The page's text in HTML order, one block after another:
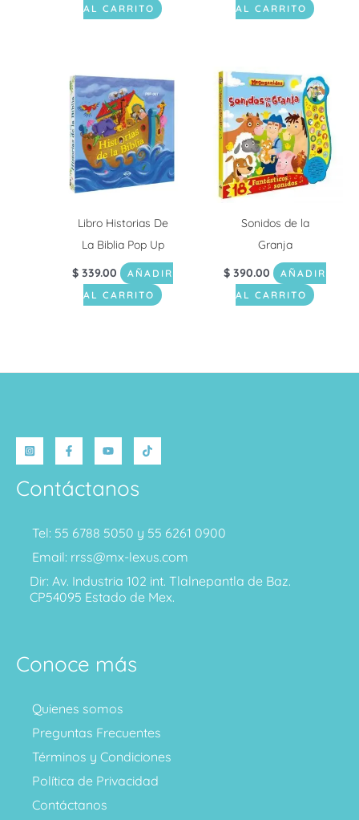
AL CARRITO
AL CARRITO
Libro Historias De
La Biblia Pop Up
$ 339.00
AÑADIR
AL CARRITO
Sonidos de la
Granja
$ 390.00
AÑADIR
AL CARRITO
Contáctanos
Tel: 55 6788 5050 y 55 6261 0900
Email: rrss@mx-lexus.com
Dir: Av. Industria 102 int. Tlalnepantla de Baz.
CP54095 Estado de Mex.
Conoce más
Quienes somos
Preguntas Frecuentes
Términos y Condiciones
Política de Privacidad
Contáctanos